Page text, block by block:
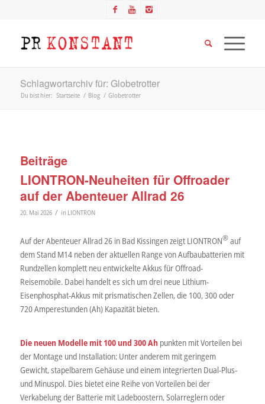
Schlagwortarchiv für: Globetrotter
Du bist hier: Startseite / Blog / Globetrotter
Beiträge
LIONTRON-Neuheiten für Offroader
auf der Abenteuer Allrad 26
20. Mai 2026 / in LIONTRON
Auf der Abenteuer Allrad 26 in Bad Kissingen zeigt LIONTRON®auf
dem Stand M14 neben der aktuellen Range von Aufbaubatterien mit
Rundzellen komplett neu entwickelte Akkus für Offroad-
Reisemobile. Dabei handelt es sich um drei neue Lithium-
Eisenphosphat-Akkus mit prismatischen Zellen, die 100, 300 oder
720 Amperestunden (Ah) Kapazität bieten.
Die neuen Modelle mit 100 und 300 Ahpunkten mit Vorteilen bei
der Montage und Installation: Unter anderem mit geringem
Gewicht, stapelbarem Gehäuse und einem integrierten Dual-Plus-
und Minuspol. Dies bietet eine Reihe von Vorteilen bei der
Verkabelung der Batterie mit Ladeboostern, Solarreglern oder